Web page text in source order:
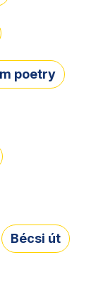
poetry
Bécsi út